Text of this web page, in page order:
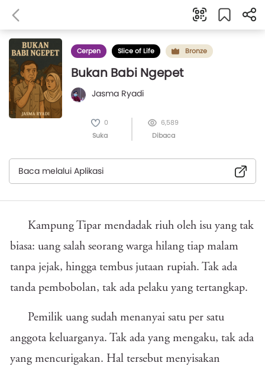
Cerpen Slice of Life Bronze
Bukan Babi Ngepet
Jasma Ryadi
0
Suka
6,589
Dibaca
Baca melalui Aplikasi
Kampung Tipar mendadak riuh oleh isu yang tak
biasa: uang salah seorang warga hilang tiap malam
tanpa jejak, hingga tembus jutaan rupiah. Tak ada
tanda pembobolan, tak ada pelaku yang tertangkap.
Pemilik uang sudah menanyai satu per satu
anggota keluarganya. Tak ada yang mengaku, tak ada
yang mencurigakan. Hal tersebut menyisakan